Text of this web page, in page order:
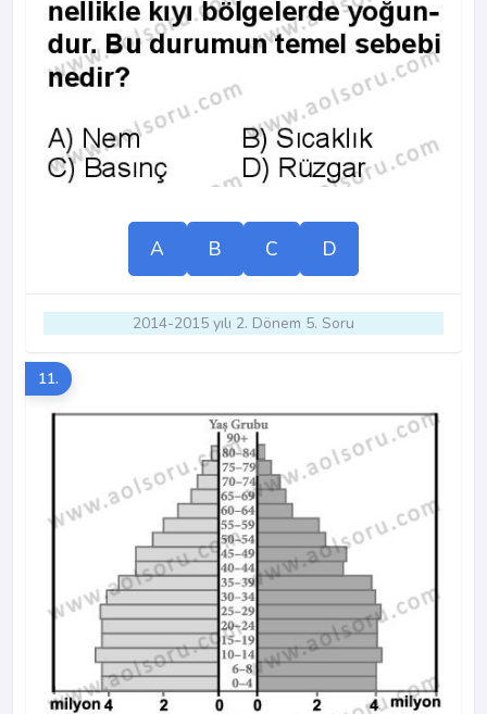
A B C D
2014-2015 yılı 2. Dönem 5. Soru
11.